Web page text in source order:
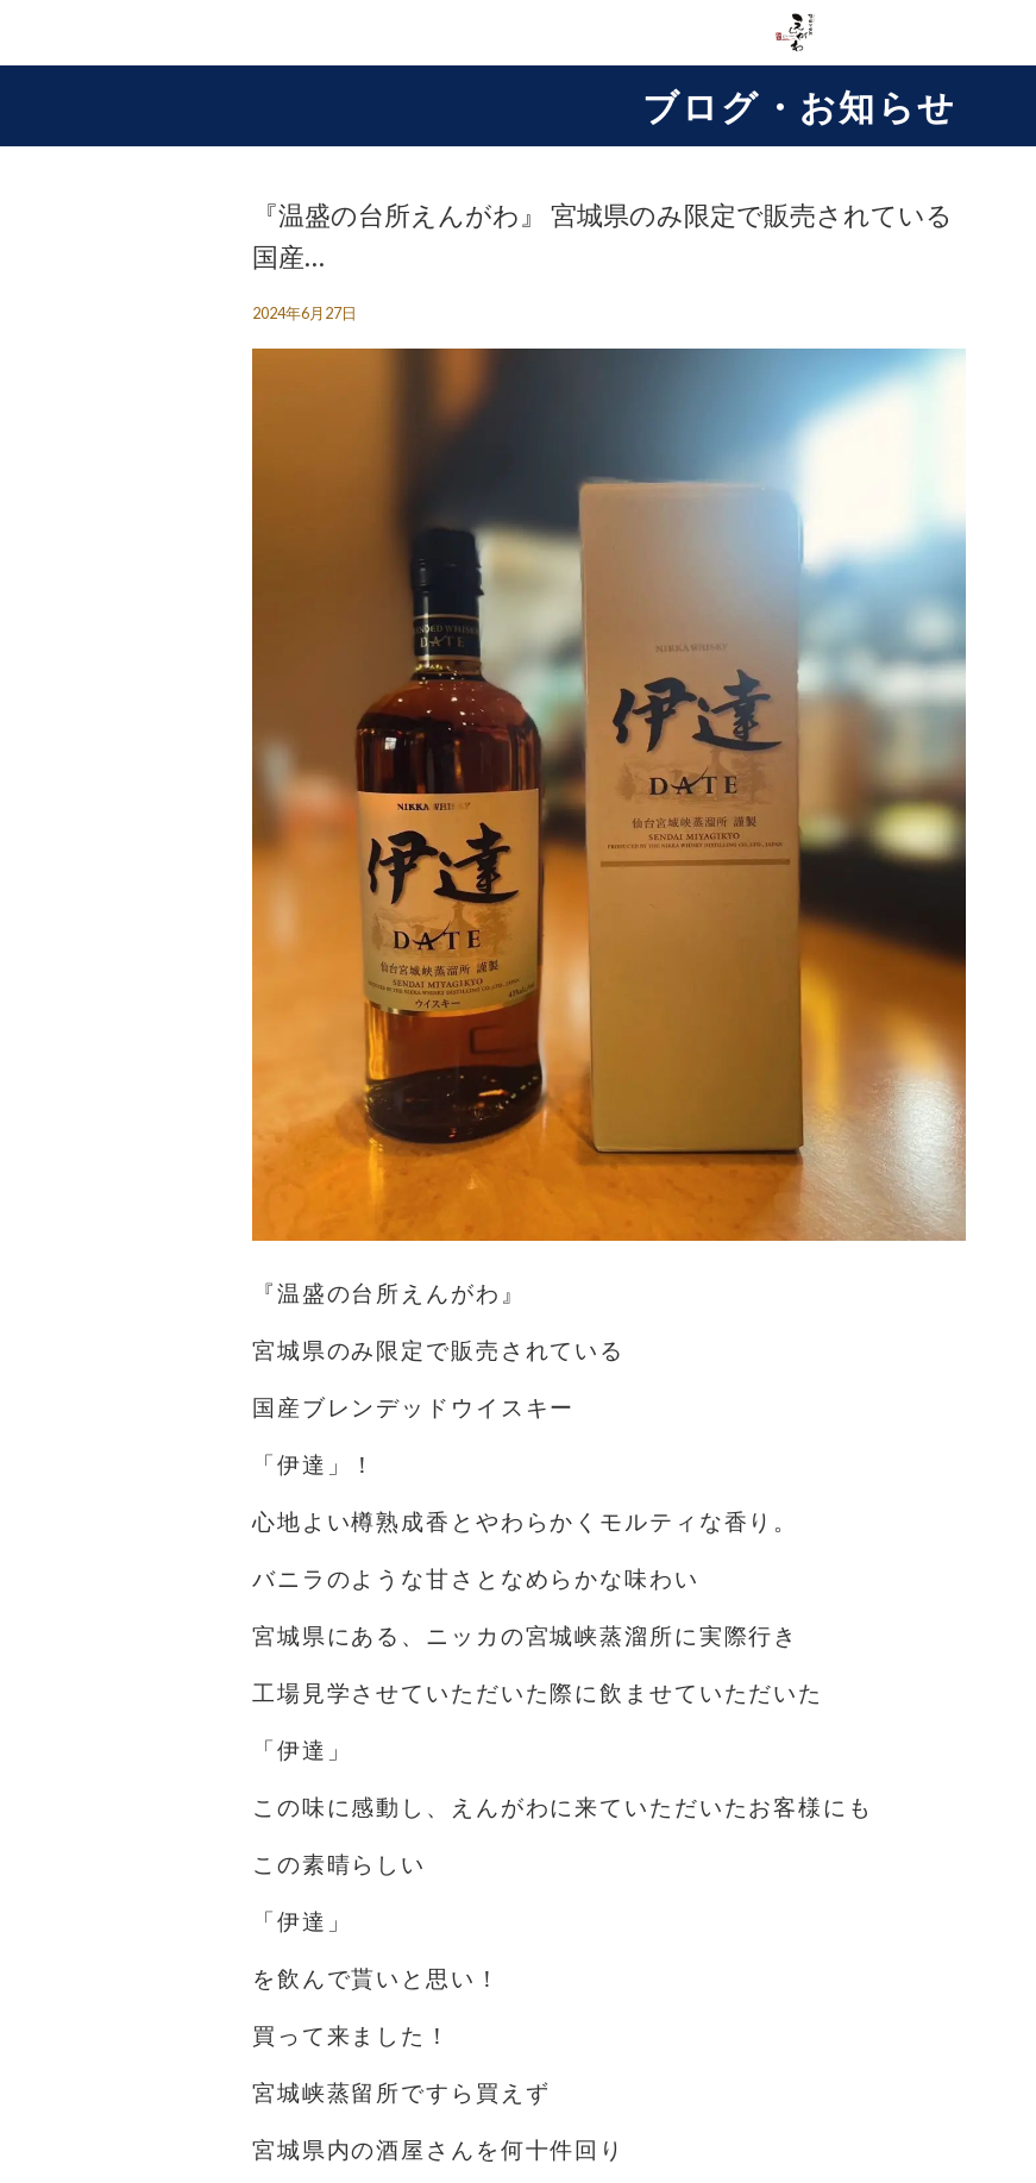
ブログ・お知らせ
『温盛の台所えんがわ』 宮城県のみ限定で販売されている
国産…
2024年6月27日
『温盛の台所えんがわ』
宮城県のみ限定で販売されている
国産ブレンデッドウイスキー
「伊達」！
心地よい樽熟成香とやわらかくモルティな香り。
バニラのような甘さとなめらかな味わい
宮城県にある、ニッカの宮城峡蒸溜所に実際行き
工場見学させていただいた際に飲ませていただいた
「伊達」
この味に感動し、えんがわに来ていただいたお客様にも
この素晴らしい
「伊達」
を飲んで貰いと思い！
買って来ました！
宮城峡蒸留所ですら買えず
宮城県内の酒屋さんを何十件回り